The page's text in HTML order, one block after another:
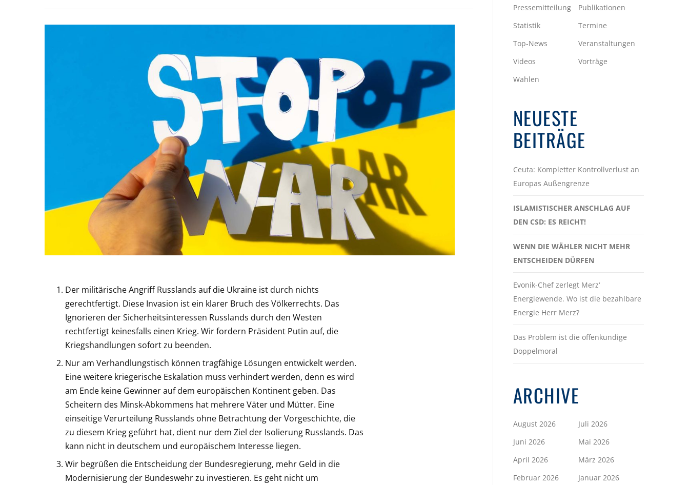
Der militärische Angriff Russlands auf die Ukraine ist durch nichts
gerechtfertigt. Diese Invasion ist ein klarer Bruch des Völkerrechts. Das
Ignorieren der Sicherheitsinteressen Russlands durch den Westen
rechtfertigt keinesfalls einen Krieg. Wir fordern Präsident Putin auf, die
Kriegshandlungen sofort zu beenden.
Nur am Verhandlungstisch können tragfähige Lösungen entwickelt werden.
Eine weitere kriegerische Eskalation muss verhindert werden, denn es wird
am Ende keine Gewinner auf dem europäischen Kontinent geben. Das
Scheitern des Minsk-Abkommens hat mehrere Väter und Mütter. Eine
einseitige Verurteilung Russlands ohne Betrachtung der Vorgeschichte, die
zu diesem Krieg geführt hat, dient nur dem Ziel der Isolierung Russlands. Das
kann nicht in deutschem und europäischem Interesse liegen.
Wir begrüßen die Entscheidung der Bundesregierung, mehr Geld in die
Modernisierung der Bundeswehr zu investieren. Es geht nicht um
Pressemitteilung
Publikationen
Statistik
Termine
Top-News
Veranstaltungen
Videos
Vorträge
Wahlen
NEUESTE
BEITRÄGE
Ceuta: Kompletter Kontrollverlust an
Europas Außengrenze
ISLAMISTISCHER ANSCHLAG AUF
DEN CSD: ES REICHT!
WENN DIE WÄHLER NICHT MEHR
ENTSCHEIDEN DÜRFEN
Evonik-Chef zerlegt Merz‘
Energiewende. Wo ist die bezahlbare
Energie Herr Merz?
Das Problem ist die offenkundige
Doppelmoral
ARCHIVE
August 2026
Juli 2026
Juni 2026
Mai 2026
April 2026
März 2026
Februar 2026
Januar 2026